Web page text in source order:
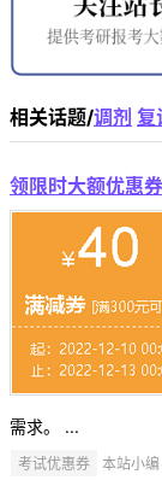
相关话题/调剂 复
领限时大额优惠
需求。 ...
考试优惠券 本站小